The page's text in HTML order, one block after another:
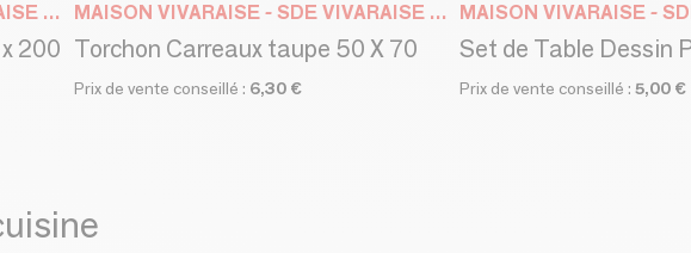
MAISON VIVARAISE - SDE VIVARAISE WINKLER
200
MAISON VIVARAISE - SDE VIVARAISE WINKLER
Torchon Carreaux taupe 50 X 70
Prix de vente conseillé : 6,30 € Prix de vente conseillé : 5,00 €